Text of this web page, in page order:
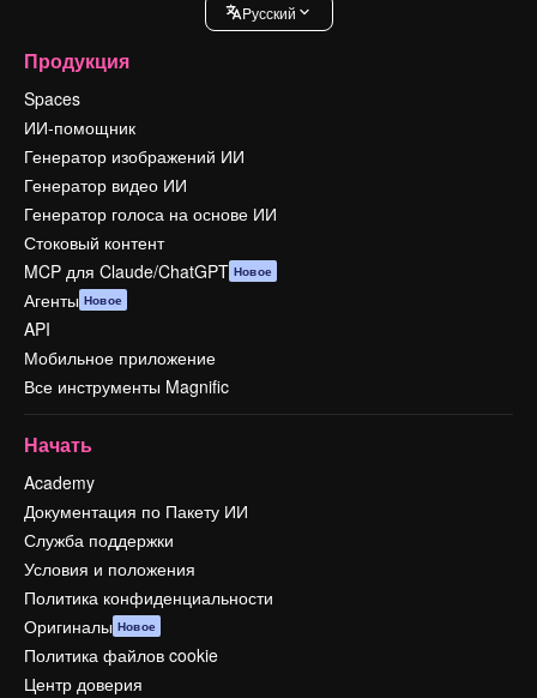
Pусский
Продукция
Spaces
ИИ-помощник
Генератор изображений ИИ
Генератор видео ИИ
Генератор голоса на основе ИИ
Стоковый контент
MCP для Claude/ChatGPT Новое
Агенты Новое
API
Мобильное приложение
Все инструменты Magnific
Начать
Academy
Документация по Пакету ИИ
Служба поддержки
Условия и положения
Политика конфиденциальности
Оригиналы Новое
Политика файлов cookie
Центр доверия